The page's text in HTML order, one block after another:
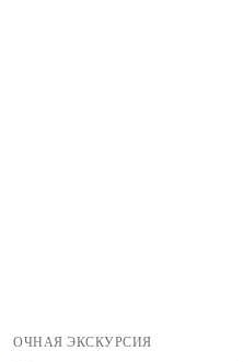
ОЧНАЯ ЭКСКУРСИЯ